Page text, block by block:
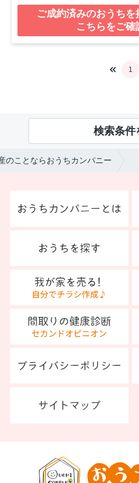
ご成約済みのおうち
こちらをご確
1
検索条件
のことならおうちカンパニー